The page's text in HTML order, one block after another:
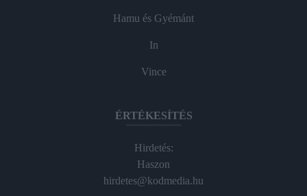
Hamu és Gyémánt
In
Vince
ÉRTÉKESÍTÉS
Hirdetés:
Haszon
hirdetes@kodmedia.hu